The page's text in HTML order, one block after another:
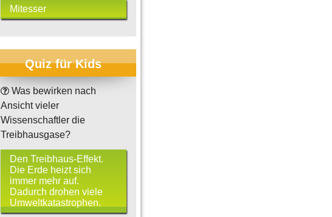
Mitesser
Quiz für Kids
Was bewirken nach
Ansicht vieler
Wissenschaftler die
Treibhausgase?
Den Treibhaus-Effekt.
Die Erde heizt sich
immer mehr auf.
Dadurch drohen viele
Umweltkatastrophen.